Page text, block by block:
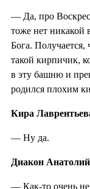
— Да, про
тоже нет никакой
Бога. Получается,
такой кирпичик,
в эту башню и
родился плохим
Кира
— Ну да.
Диакон
— Как-то очень не